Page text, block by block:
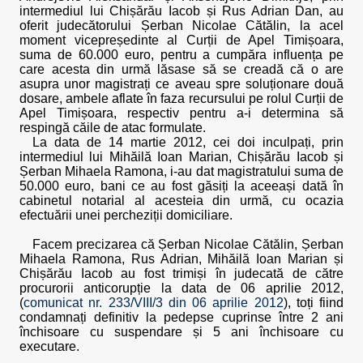
intermediul lui Chișărău Iacob și Rus Adrian Dan, au
oferit judecătorului Șerban Nicolae Cătălin, la acel
moment vicepreședinte al Curții de Apel Timișoara,
suma de 60.000 euro, pentru a cumpăra influența pe
care acesta din urmă lăsase să se creadă că o are
asupra unor magistrați ce aveau spre soluționare două
dosare, ambele aflate în faza recursului pe rolul Curții de
Apel Timișoara, respectiv pentru a-i determina să
respingă căile de atac formulate.
La data de 14 martie 2012, cei doi inculpați, prin
intermediul lui Mihăilă Ioan Marian, Chișărău Iacob și
Șerban Mihaela Ramona, i-au dat magistratului suma de
50.000 euro, bani ce au fost găsiți la aceeași dată în
cabinetul notarial al acesteia din urmă, cu ocazia
efectuării unei percheziții domiciliare.
Facem precizarea că Șerban Nicolae Cătălin, Șerban
Mihaela Ramona, Rus Adrian, Mihăilă Ioan Marian și
Chișărău Iacob au fost trimiși în judecată de către
procurorii anticorupție la data de 06 aprilie 2012,
(comunicat nr. 233/VIII/3 din 06 aprilie 2012), toți fiind
condamnați definitiv la pedepse cuprinse între 2 ani
închisoare cu suspendare și 5 ani închisoare cu
executare.